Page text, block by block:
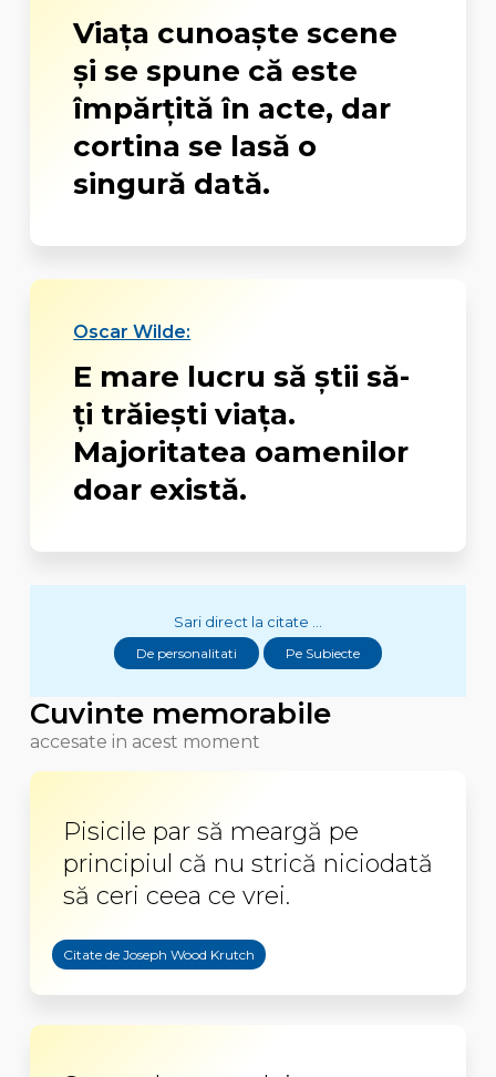
Viața cunoaște scene
și se spune că este
împărțită în acte, dar
cortina se lasă o
singură dată.
Oscar Wilde:
E mare lucru să știi să-
ți trăiești viața.
Majoritatea oamenilor
doar există.
Sari direct la citate ...
De personalitati Pe Subiecte
Cuvinte memorabile
accesate in acest moment
Pisicile par să meargă pe
principiul că nu strică niciodată
să ceri ceea ce vrei.
Citate de Joseph Wood Krutch